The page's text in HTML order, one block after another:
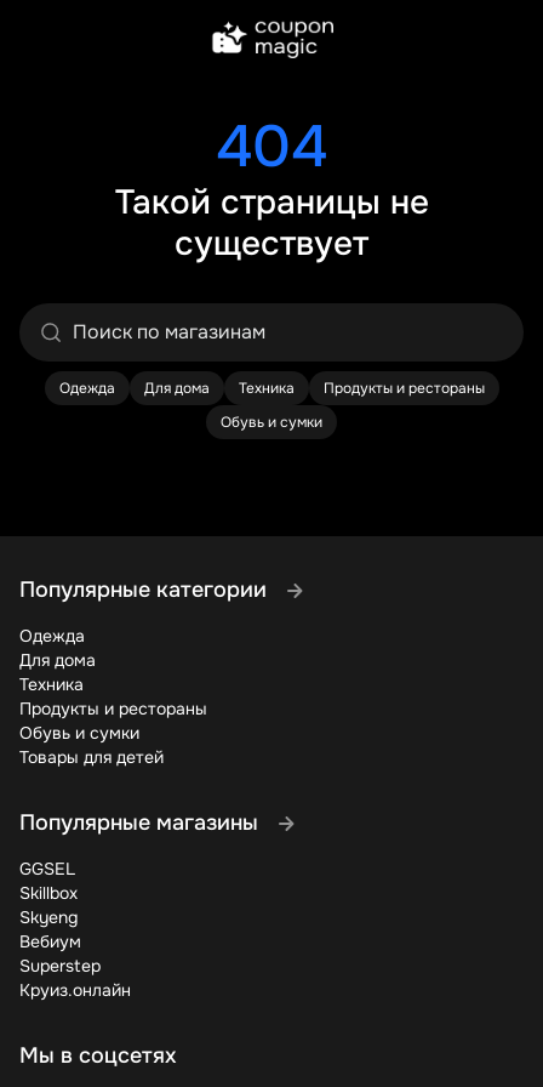
404
Такой страницы не
существует
Одежда Для дома Техника
Продукты и рестораны
Обувь и сумки
Популярные категории
Одежда
Для дома
Техника
Продукты и рестораны
Обувь и сумки
Товары для детей
Популярные магазины
GGSEL
Skillbox
Skyeng
Вебиум
Superstep
Круиз.онлайн
Мы в соцсетях